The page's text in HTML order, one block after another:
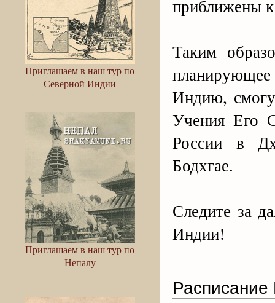
Приглашаем в наш тур по
Северной Индии
Приглашаем в наш тур по
Непалу
приближены
Таким
Индию,
Учения Его
России в
Бодхгае.
Следите за
Индии!
Расписание